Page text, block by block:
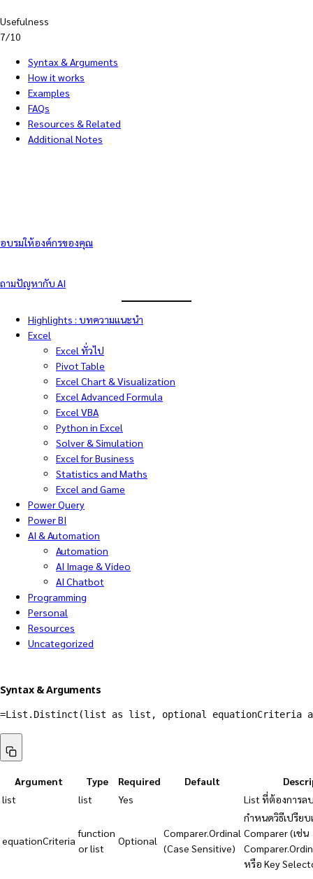
Usefulness
7/10
Syntax & Arguments
How it works
Examples
FAQs
Resources & Related
Additional Notes
อบรมให้องค์กรของคุณ
ถามปัญหากับ AI
Highlights : บทความแนะนำ
Excel
Excel ทั่วไป
Pivot Table
Excel Chart & Visualization
Excel Advanced Formula
Excel VBA
Python in Excel
Solver & Simulation
Excel for Business
Statistics and Maths
Excel and Game
Power Query
Power BI
AI & Automation
Automation
AI Image & Video
AI Chatbot
Programming
Personal
Resources
Uncategorized
Syntax & Arguments
=List.Distinct (list as list , optional equationCriteria
Argument Type Required Default
list
list Yes List ที่ต้องการล
equationCriteria
function
or list
Optional
Comparer.Ordinal
(Case Sensitive)
กำหนดวิธีเปรียบ
Comparer (เช่น
หรือ Key